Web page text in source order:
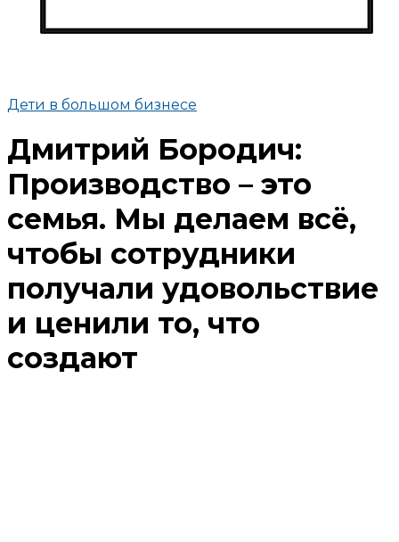
Дети в большом бизнесе
Дмитрий Бородич:
Производство – это
семья. Мы делаем всё,
чтобы сотрудники
получали удовольствие
и ценили то, что
создают